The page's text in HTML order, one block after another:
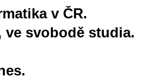
v ČR.
svobodě studia.